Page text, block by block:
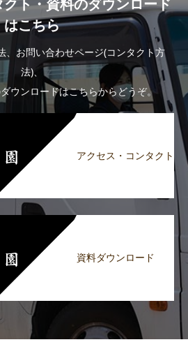
はこちら
、お問い合わせページ(コンタクト方
法)、
ウンロードはこちらからどうぞ。
アクセス・コンタクト
資料ダウンロード